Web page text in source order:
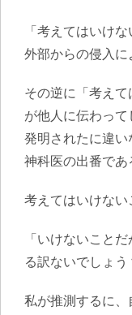
「考えてはいけ
外部からの侵入に
その逆に「考え
が他人に伝わっ
発明されたに違
神科医の出番であ
考えてはいけない
「いけないこと
る訳ないでしょう
私が推測するに